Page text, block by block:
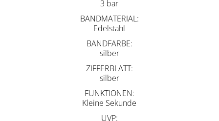
3 bar
BANDMATERIAL
Edelstahl
BANDFARBE
silber
ZIFFERBLATT
silber
FUNKTIONEN
Kleine Sekunde
UVP